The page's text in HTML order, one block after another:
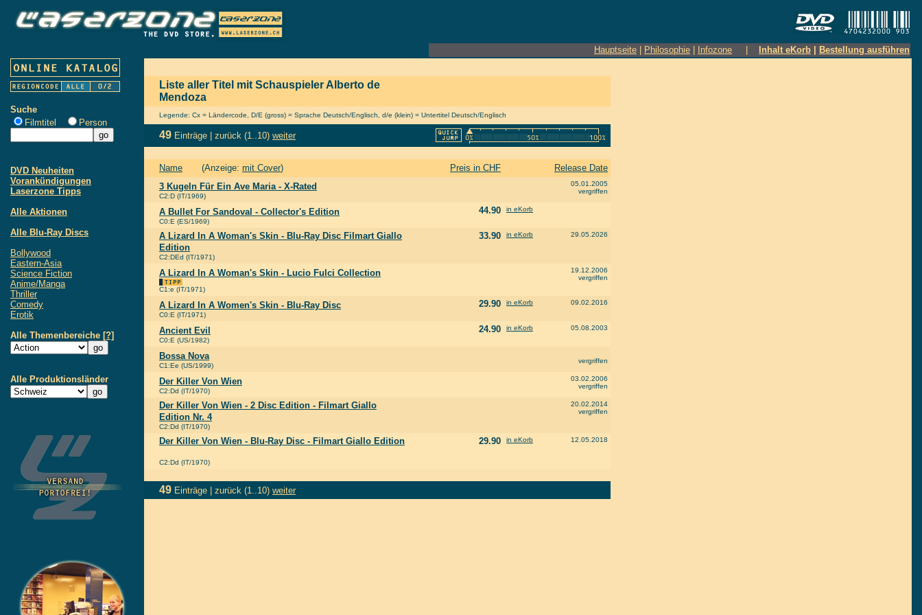
Hauptseite Philosophie Infozone Inhalt eKorb Bestellung ausführen
Suche
Filmtitel
Person
DVD Neuheiten
Vorankündigungen
Laserzone Tipps
Alle Aktionen
Alle Blu-Ray Discs
Bollywood
Eastern-Asia
Science Fiction
Anime/Manga
Thriller
Comedy
Erotik
Alle Themenbereiche [?]
Alle Produktionsländer
Liste aller Titel mit Schauspieler Alberto de
Mendoza
Legende: Cx = Ländercode, D/E (gross) = Sprache Deutsch/Englisch, d/e (klein) = Untertitel Deutsch/Englisch
49 Einträge | zurück (1..10) weiter
Name (Anzeige: mit Cover) Preis in CHF
Release Date
3 Kugeln Für Ein Ave Maria - X-Rated
C2:D (IT/1969)
05.01.2005
vergriffen
A Bullet For Sandoval - Collector's Edition
C0:E (ES/1969)
44.90 in eKorb
A Lizard In A Woman's Skin - Blu-Ray Disc Filmart Giallo
Edition
C2:DEd (IT/1971)
33.90 in eKorb 29.05.2026
A Lizard In A Woman's Skin - Lucio Fulci Collection
C1:e (IT/1971)
19.12.2006
vergriffen
A Lizard In A Women's Skin - Blu-Ray Disc
C0:E (IT/1971)
29.90 in eKorb 09.02.2016
Ancient Evil
C0:E (US/1982)
24.90 in eKorb 05.08.2003
Bossa Nova
C1:Ee (US/1999)
vergriffen
Der Killer Von Wien
C2:Dd (IT/1970)
03.02.2006
vergriffen
Der Killer Von Wien - 2 Disc Edition - Filmart Giallo
Edition Nr. 4
C2:Dd (IT/1970)
20.02.2014
vergriffen
Der Killer Von Wien - Blu-Ray Disc - Filmart Giallo Edition
C2:Dd (IT/1970)
29.90 in eKorb 12.05.2018
49 Einträge | zurück (1..10) weiter